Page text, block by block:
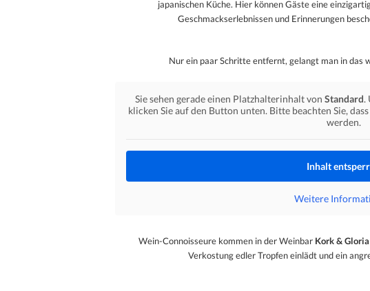
japanischen Küche. Hier können Gäste eine
Geschmackserlebnissen und Erinnerungen
Nur ein paar Schritte entfernt, gelangt man in das
Sie sehen gerade einen Platzhalterinhalt vonStandard.
klicken Sie auf den Button unten. Bitte beachten Sie,
werden.
Inhalt
Weitere
Wein-Connoisseure kommen in der Weinbar Kork & Gloria
Verkostung edler Tropfen einlädt und ein